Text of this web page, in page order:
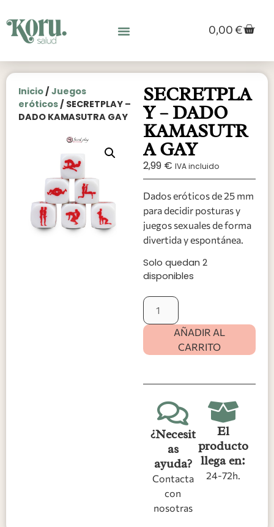
0,00€
Inicio /Juegos
eróticos / SECRETPLAY –
DADO KAMASUTRA GAY
SECRETPLA
Y – DADO
KAMASUTR
A GAY
2,99 € IVA incluido
Dados eróticos de 25 mm
para decidir posturas y
juegos sexuales de forma
divertida y espontánea.
Solo quedan 2
disponibles
AÑADIR AL
CARRITO
¿Necesit
as
ayuda?
Contacta
con
nosotras
El
producto
llega en:
24-72h.